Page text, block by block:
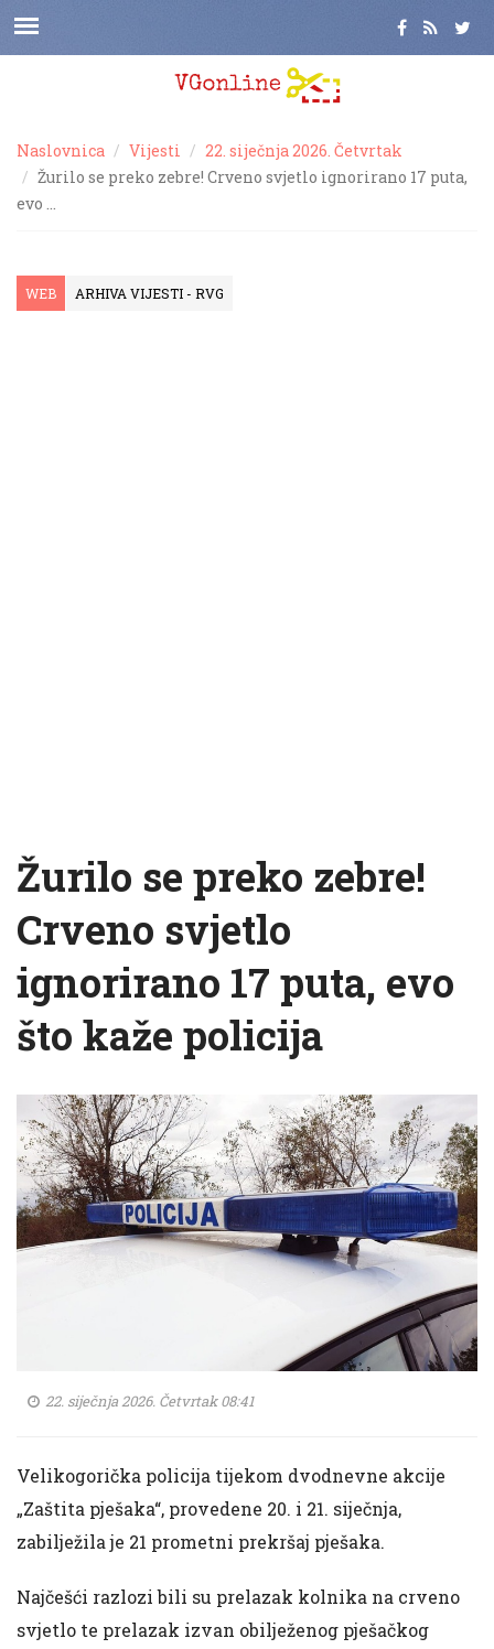
Naslovnica Vijesti
22. siječnja 2026. Četvrtak
Žurilo se preko zebre! Crveno svjetlo ignorirano 17 puta,
evo …
WEB ARHIVA VIJESTI - RVG
Žurilo se preko zebre!
Crveno svjetlo
ignorirano 17 puta, evo
što kaže policija
22. siječnja 2026. Četvrtak 08:41
Velikogorička policija tijekom dvodnevne akcije
„Zaštita pješaka“, provedene 20. i 21. siječnja,
zabilježila je 21 prometni prekršaj pješaka.
Najčešći razlozi bili su prelazak kolnika na crveno
svjetlo te prelazak izvan obilježenog pješačkog